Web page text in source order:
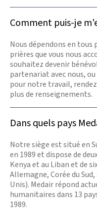
Comment puis-je
Nous dépendons en tous
prières que vous nous
souhaitez devenir
partenariat avec nous,
pour notre travail,
plus de renseignements.
Dans quels pays
Notre siège est situé en
en 1989 et dispose de
Kenya et au Liban et de
Allemagne, Corée du
Unis). Medair répond
humanitaires dans 13
1989.